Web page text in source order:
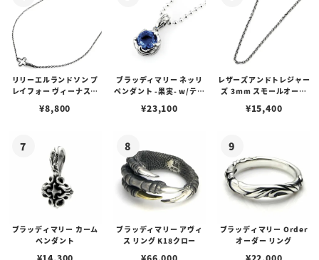
リリーエルランドソン プ
レイフォー ヴィーナスチ
¥8,800
ブラッディマリー ネッリ
ペンダント -果実- w/ティ
¥23,100
レザーズアンドトレジャー
ズ 3mm スモールオーバ
ブスタークラスプ＆LTロ
¥15,400
ブラッディマリー カーム
ペンダント
ブラッディマリー アヴィ
ス リング K18クロー
ブラッディマリー Order
オーダー リング